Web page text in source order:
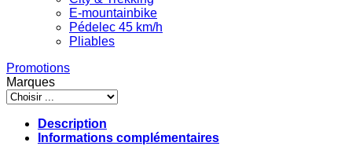
E-mountainbike
Pédelec 45 km/h
Pliables
Promotions
Marques
Description
Informations complémentaires